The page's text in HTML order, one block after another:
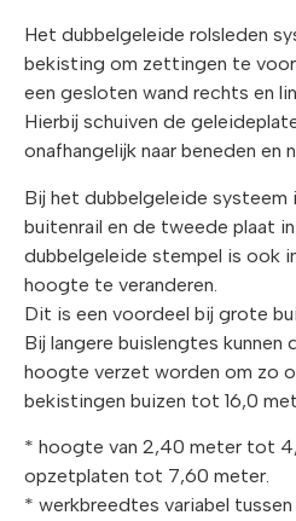
Het dubbelgeleide rolsleden
bekisting om zettingen te
een gesloten wand rechts en
Hierbij schuiven de
onafhangelijk naar beneden en
Bij het dubbelgeleide systeem
buitenrail en de tweede plaat
dubbelgeleide stempel is ook
hoogte te veranderen.
Dit is een voordeel bij grote
Bij langere buislengtes kunnen
hoogte verzet worden om zo
bekistingen buizen tot 16,0
* hoogte van 2,40 meter tot
opzetplaten tot 7,60 meter.
* werkbreedtes variabel